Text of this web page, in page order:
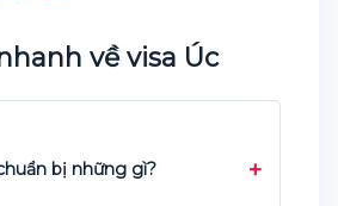
về visa Úc
bị những gì?